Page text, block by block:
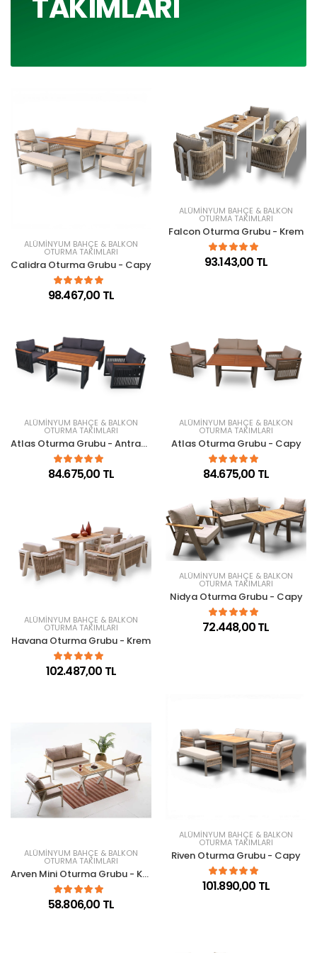
ALÜMINYUM BAHÇE & BALKON
OTURMA TAKIMLARI
Calidra Oturma Grubu - Capy
98.467,00 TL
ALÜMINYUM BAHÇE & BALKON
OTURMA TAKIMLARI
Falcon Oturma Grubu - Krem
93.143,00 TL
ALÜMINYUM BAHÇE & BALKON
OTURMA TAKIMLARI
Atlas Oturma Grubu - Antrasit
84.675,00 TL
ALÜMINYUM BAHÇE & BALKON
OTURMA TAKIMLARI
Atlas Oturma Grubu - Capy
84.675,00 TL
ALÜMINYUM BAHÇE & BALKON
OTURMA TAKIMLARI
Havana Oturma Grubu - Krem
102.487,00 TL
ALÜMINYUM BAHÇE & BALKON
OTURMA TAKIMLARI
Nidya Oturma Grubu - Capy
72.448,00 TL
ALÜMINYUM BAHÇE & BALKON
OTURMA TAKIMLARI
Arven Mini Oturma Grubu - Krem
58.806,00 TL
ALÜMINYUM BAHÇE & BALKON
OTURMA TAKIMLARI
Riven Oturma Grubu - Capy
101.890,00 TL